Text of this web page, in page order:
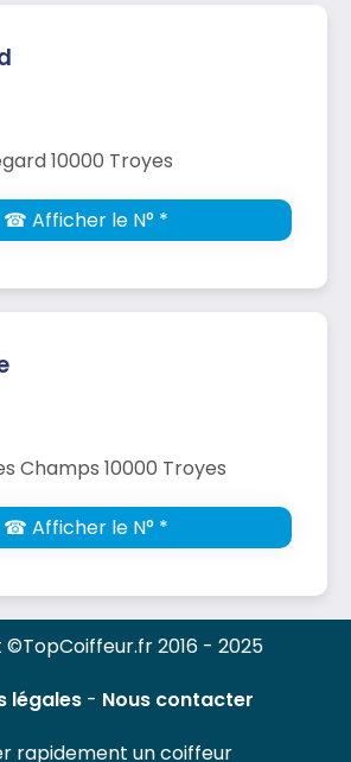
10000 Troyes
☎ Afficher le N° *
Champs 10000 Troyes
☎ Afficher le N° *
2016 - 2025
légales- Nous contacter
rapidement un coiffeur